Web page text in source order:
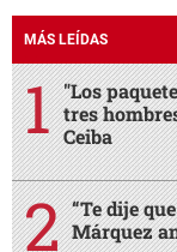
MÁS LEÍDAS
"Los
tres
Ceiba
“Te dije
Márquez